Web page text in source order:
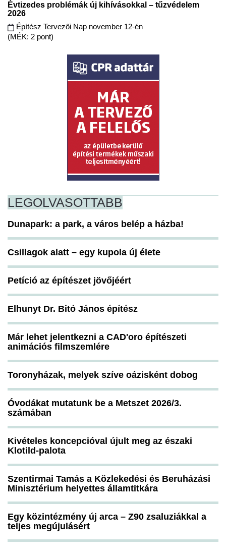
Évtizedes problémák új kihívásokkal – tűzvédelem
2026
Építész Tervezői Nap november 12-én
(MÉK: 2 pont)
LEGOLVASOTTABB
Dunapark: a park, a város belép a házba!
Csillagok alatt – egy kupola új élete
Petíció az építészet jövőjéért
Elhunyt Dr. Bitó János építész
Már lehet jelentkezni a CAD'oro építészeti
animációs filmszemlére
Toronyházak, melyek szíve oázisként dobog
Óvodákat mutatunk be a Metszet 2026/3.
számában
Kivételes koncepcióval újult meg az északi
Klotild-palota
Szentirmai Tamás a Közlekedési és Beruházási
Minisztérium helyettes államtitkára
Egy közintézmény új arca – Z90 zsaluziákkal a
teljes megújulásért